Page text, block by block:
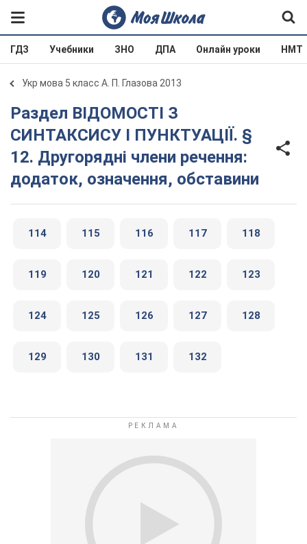
ГДЗ Учебники ЗНО ДПА Онлайн уроки НМТ
Укр мова 5 класс А. П. Глазова 2013
Раздел ВІДОМОСТІ З
СИНТАКСИСУ І ПУНКТУАЦІЇ. §
12. Другорядні члени речення:
додаток, означення, обставини
114 115 116 117 118
119 120 121 122 123
124 125 126 127 128
129 130 131 132